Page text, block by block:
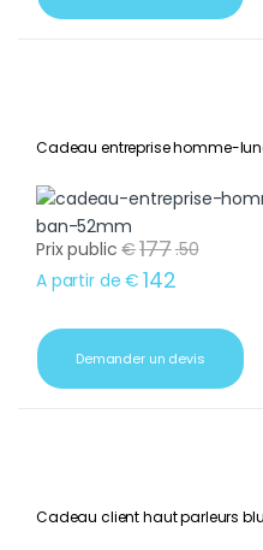
Cadeau entreprise homme-
Prix public €177.50
A partir de € 142
Demander un devis
Cadeau client haut parleurs